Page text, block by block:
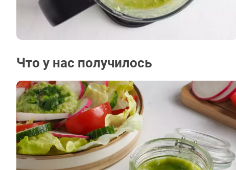
Что у нас получилось